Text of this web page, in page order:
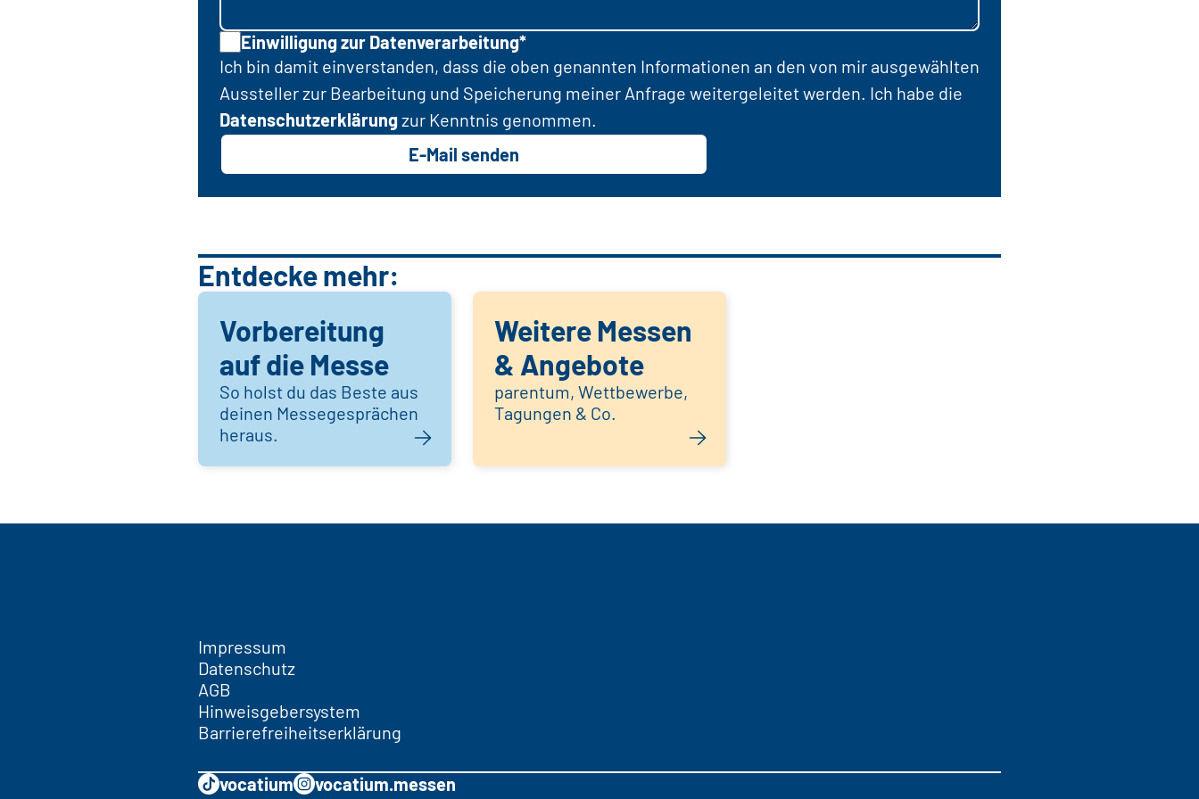
Einwilligung zur Datenverarbeitung*
Ich bin damit einverstanden, dass die oben genannten Informationen an den von mir ausgewählten
Aussteller zur Bearbeitung und Speicherung meiner Anfrage weitergeleitet werden. Ich habe die
Datenschutzerklärungzur Kenntnis genommen.
E-Mail senden
Entdecke mehr:
Vorbereitung
auf die Messe
So holst du das Beste aus
deinen Messegesprächen
heraus.
Weitere Messen
& Angebote
parentum, Wettbewerbe,
Tagungen & Co.
Impressum
Datenschutz
AGB
Hinweisgebersystem
Barrierefreiheitserklärung
vocatium
vocatium.messen